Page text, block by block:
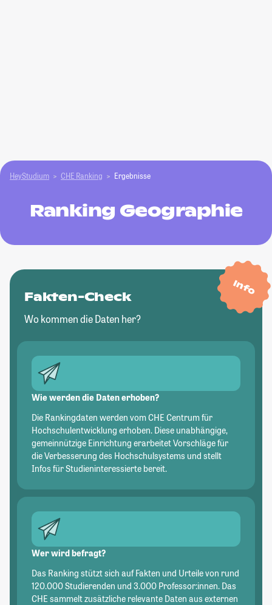
HeyStudium CHE Ranking Ergebnisse
Ranking Geographie
Info
Fakten-Check
Wo kommen die Daten her?
Wie werden die Daten erhoben?
Die Rankingdaten werden vom CHE Centrum für
Hochschulentwicklung erhoben. Diese unabhängige,
gemeinnützige Einrichtung erarbeitet Vorschläge für
die Verbesserung des Hochschulsystems und stellt
Infos für Studieninteressierte bereit.
Wer wird befragt?
Das Ranking stützt sich auf Fakten und Urteile von rund
120.000 Studierenden und 3.000 Professor:innen. Das
CHE sammelt zusätzliche relevante Daten aus externen